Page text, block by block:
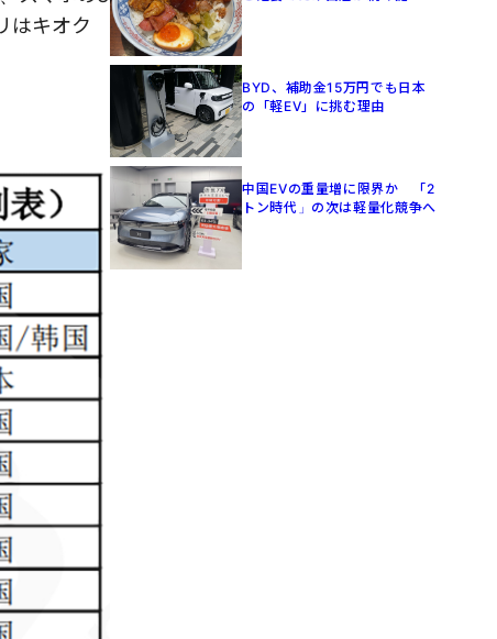
はキオク
BYD、補助金15万円でも日本
の「軽EV」に挑む理由
中国EVの重量増に限界か 「2
トン時代」の次は軽量化競争へ